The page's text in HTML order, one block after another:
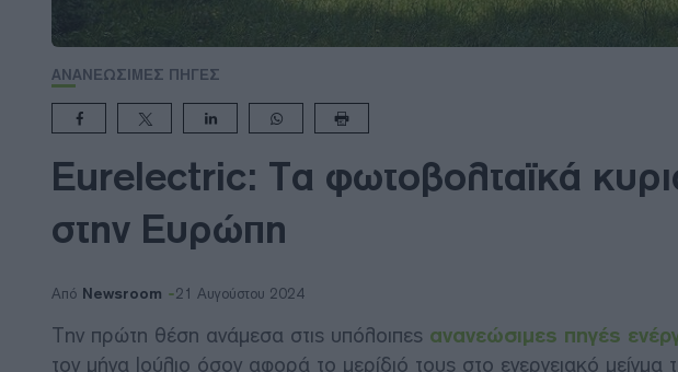
ΑΝΑΝΕΩΣΙΜΕΣ ΠΗΓΕΣ
Eurelectric: Τα φωτοβολταϊκά
στην Ευρώπη
Από Newsroom 21 Αυγούστου 2024
Την πρώτη θέση ανάμεσα στις υπόλοιπες ανανεώσιμες πηγές
τον μήνα Ιούλιο όσον αφορά το μερίδιό τους στο ενεργειακό